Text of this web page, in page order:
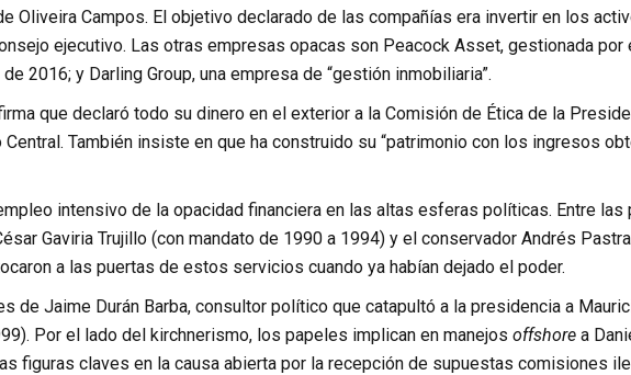
Oliveira Campos. El objetivo declarado de las compañías era invertir en los
ejecutivo. Las otras empresas opacas son Peacock Asset, gestionada por
2016; y Darling Group, una empresa de “gestión inmobiliaria”.
que declaró todo su dinero en el exterior a la Comisión de Ética de la
También insiste en que ha construido su “patrimonio con los ingresos
intensivo de la opacidad financiera en las altas esferas políticas. Entre las
Gaviria Trujillo (con mandato de 1990 a 1994) y el conservador Andrés
a las puertas de estos servicios cuando ya habían dejado el poder.
de Jaime Durán Barba, consultor político que catapultó a la presidencia a
Por el lado del kirchnerismo, los papeles implican en manejos offshore a
figuras claves en la causa abierta por la recepción de supuestas comisiones